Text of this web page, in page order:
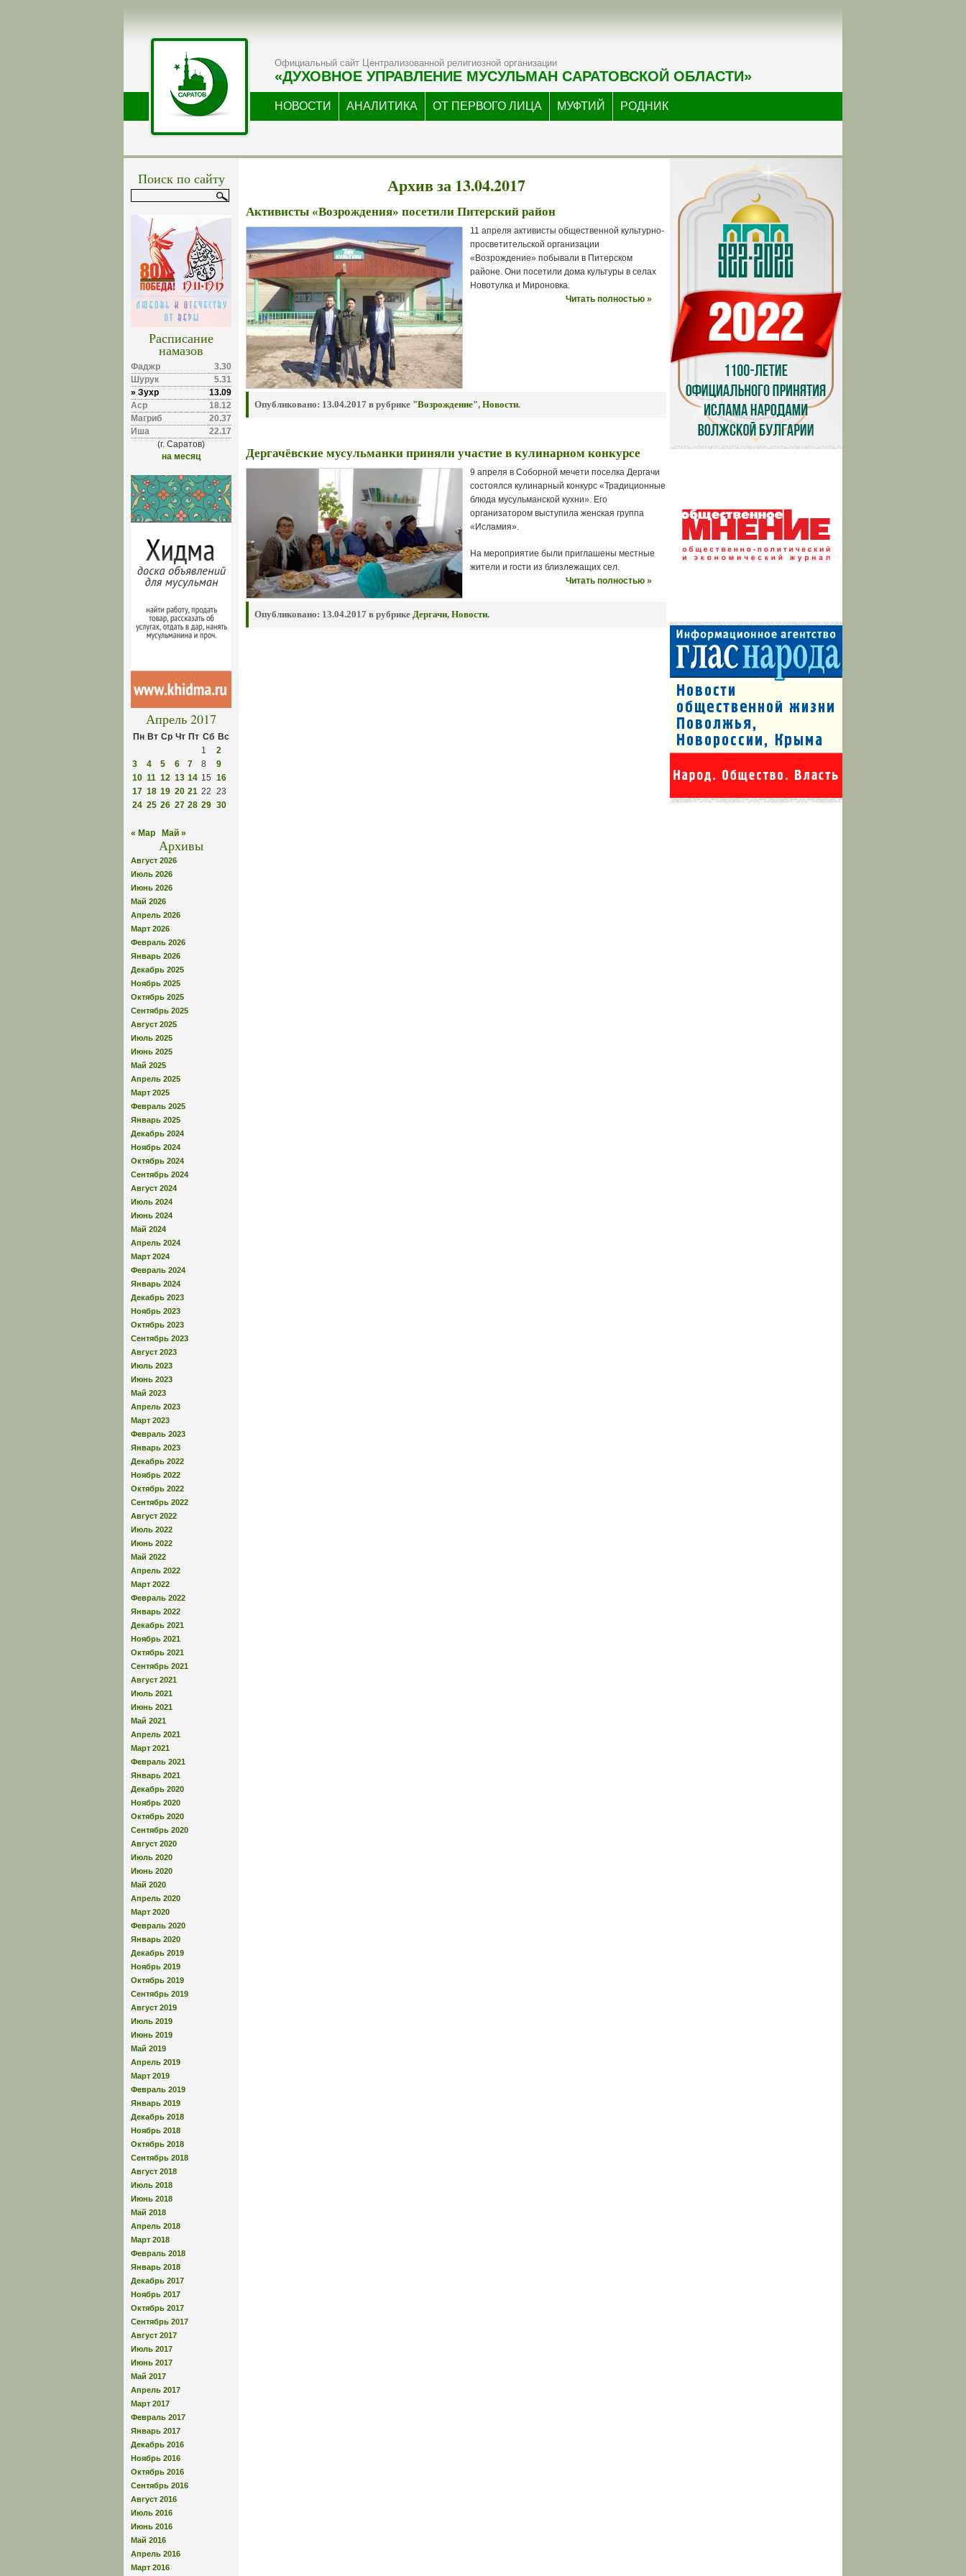
Официальный сайт Централизованной религиозной организации
«ДУХОВНОЕ УПРАВЛЕНИЕ МУСУЛЬМАН САРАТОВСКОЙ ОБЛАСТИ»
НОВОСТИ АНАЛИТИКА ОТ ПЕРВОГО ЛИЦА МУФТИЙ РОДНИК
Поиск по сайту
Расписание
намазов
Фаджр
3.30
Шурук
5.31
» Зухр
13.09
Аср
18.12
Магриб
20.37
Иша
22.17
(г. Саратов)
на месяц
Апрель 2017
Пн Вт Ср Чт Пт Сб Вс
1
2
3
4 5 6 7 8
9
10 11 12 13 14 15 16
17 18 19 20 21 22 23
24 25 26 27 28 29 30
« Мар Май »
Архивы
Август 2026
Июль 2026
Июнь 2026
Май 2026
Апрель 2026
Март 2026
Февраль 2026
Январь 2026
Декабрь 2025
Ноябрь 2025
Октябрь 2025
Сентябрь 2025
Август 2025
Июль 2025
Июнь 2025
Май 2025
Апрель 2025
Март 2025
Февраль 2025
Январь 2025
Декабрь 2024
Ноябрь 2024
Октябрь 2024
Сентябрь 2024
Август 2024
Июль 2024
Июнь 2024
Май 2024
Апрель 2024
Март 2024
Февраль 2024
Январь 2024
Декабрь 2023
Ноябрь 2023
Октябрь 2023
Сентябрь 2023
Август 2023
Июль 2023
Июнь 2023
Май 2023
Апрель 2023
Март 2023
Февраль 2023
Январь 2023
Декабрь 2022
Ноябрь 2022
Октябрь 2022
Сентябрь 2022
Август 2022
Июль 2022
Июнь 2022
Май 2022
Апрель 2022
Март 2022
Февраль 2022
Январь 2022
Декабрь 2021
Ноябрь 2021
Октябрь 2021
Сентябрь 2021
Август 2021
Июль 2021
Июнь 2021
Май 2021
Апрель 2021
Март 2021
Февраль 2021
Январь 2021
Декабрь 2020
Ноябрь 2020
Октябрь 2020
Сентябрь 2020
Август 2020
Июль 2020
Июнь 2020
Май 2020
Апрель 2020
Март 2020
Февраль 2020
Январь 2020
Декабрь 2019
Ноябрь 2019
Октябрь 2019
Сентябрь 2019
Август 2019
Июль 2019
Июнь 2019
Май 2019
Апрель 2019
Март 2019
Февраль 2019
Январь 2019
Декабрь 2018
Ноябрь 2018
Октябрь 2018
Сентябрь 2018
Август 2018
Июль 2018
Июнь 2018
Май 2018
Апрель 2018
Март 2018
Февраль 2018
Январь 2018
Декабрь 2017
Ноябрь 2017
Октябрь 2017
Сентябрь 2017
Август 2017
Июль 2017
Июнь 2017
Май 2017
Апрель 2017
Март 2017
Февраль 2017
Январь 2017
Декабрь 2016
Ноябрь 2016
Октябрь 2016
Сентябрь 2016
Август 2016
Июль 2016
Июнь 2016
Май 2016
Апрель 2016
Март 2016
Архив за 13.04.2017
Активисты «Возрождения» посетили Питерский район
11 апреля активисты общественной культурно-
просветительской организации
«Возрождение» побывали в Питерском
районе. Они посетили дома культуры в селах
Новотулка и Мироновка.
Читать полностью »
Опубликовано: 13.04.2017 в рубрике "Возрождение", Новости.
Дергачёвские мусульманки приняли участие в кулинарном конкурсе
9 апреля в Соборной мечети поселка Дергачи
состоялся кулинарный конкурс «Традиционные
блюда мусульманской кухни». Его
организатором выступила женская группа
«Исламия».
На мероприятие были приглашены местные
жители и гости из близлежащих сел.
Читать полностью »
Опубликовано: 13.04.2017 в рубрике Дергачи, Новости.